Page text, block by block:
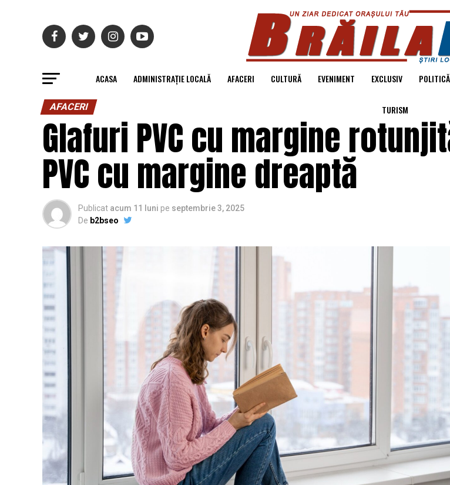
ACASA ADMINISTRAȚIE LOCALĂ AFACERI CULTURĂ EVENIMENT EXCLUSIV
TURISM
AFACERI
Glafuri PVC cu margine
PVC cu margine dreaptă
Publicat acum 11 luni pe septembrie 3, 2025
De b2bseo